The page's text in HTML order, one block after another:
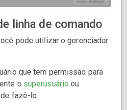
linha de comando
pode utilizar o gerenciador
que tem permissão para
o superusuário ou
fazê-lo.